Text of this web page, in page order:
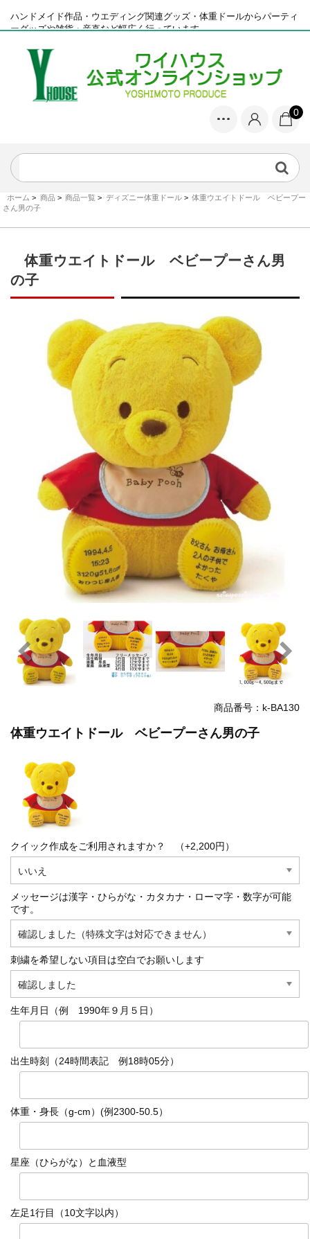
ハンドメイド作品・ウエディング関連グッズ・体重ドールからパーティ
ーグッズや雑貨・産直など幅広く行っています
0
ホーム > 商品> 商品一覧 > ディズニー体重ドール> 体重ウエイトドール ベビープー
さん男の子
体重ウエイトドール ベビープーさん男
の子
商品番号：k-BA130
体重ウエイトドール ベビープーさん男の子
クイック作成をご利用されますか？ （+2,200円）
メッセージは漢字・ひらがな・カタカナ・ローマ字・数字が可能
です。
刺繍を希望しない項目は空白でお願いします
生年月日（例 1990年９月５日）
出生時刻（24時間表記 例18時05分）
体重・身長（g-cm）(例2300-50.5）
星座（ひらがな）と血液型
左足1行目（10文字以内）